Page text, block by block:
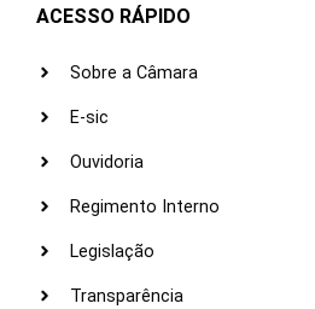
ACESSO RÁPIDO
Sobre a Câmara
E-sic
Ouvidoria
Regimento Interno
Legislação
Transparência